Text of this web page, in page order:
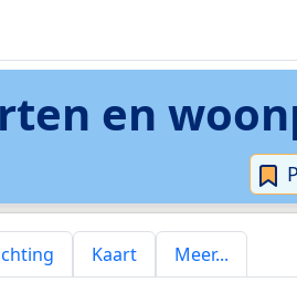
en
Kaart Meer...